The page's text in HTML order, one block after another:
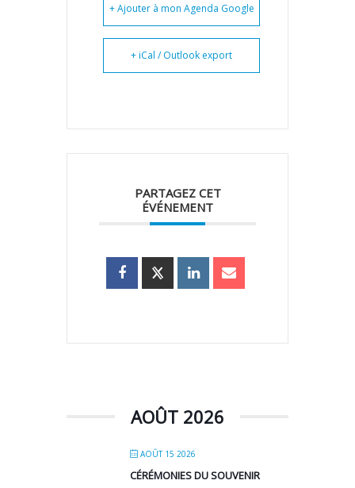
+ Ajouter à mon Agenda Google
+ iCal / Outlook export
PARTAGEZ CET
ÉVÉNEMENT
AOÛT 2026
AOÛT 15 2026
CÉRÉMONIES DU SOUVENIR